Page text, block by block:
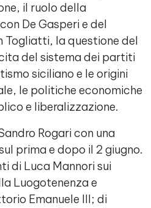
il ruolo della
De Gasperi e del
Togliatti, la questione del
del sistema dei partiti
siciliano e le origini
le politiche economiche
e liberalizzazione.
Rogari con una
prima e dopo il 2 giugno.
di Luca Mannori sui
Luogotenenza e
Emanuele III; di